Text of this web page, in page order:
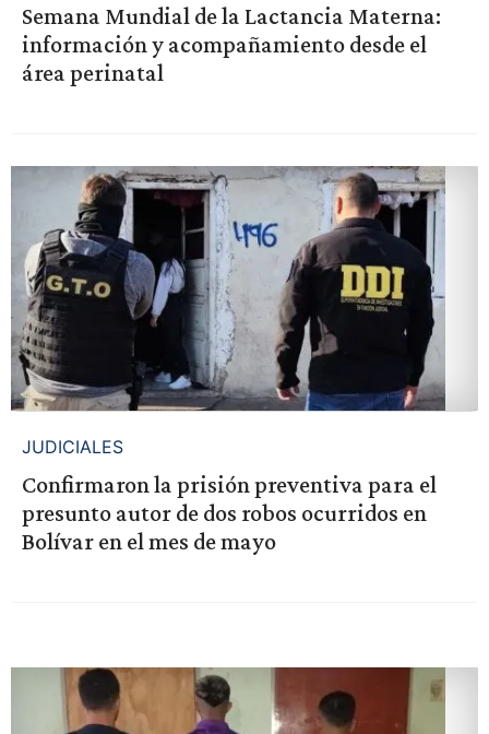
Semana Mundial de la Lactancia Materna:
información y acompañamiento desde el
área perinatal
JUDICIALES
Confirmaron la prisión preventiva para el
presunto autor de dos robos ocurridos en
Bolívar en el mes de mayo